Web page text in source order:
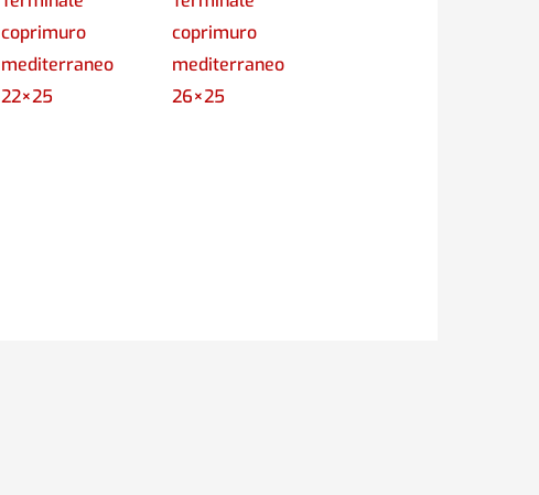
coprimuro
mediterraneo
22×25
coprimuro
mediterraneo
26×25